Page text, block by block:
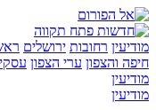
רחובות ירושלים ראשלצ
ערי הצפון עסקים